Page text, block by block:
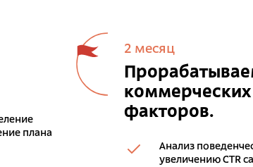
плана
2 месяц
факторов.
Анализ
увеличению CTR